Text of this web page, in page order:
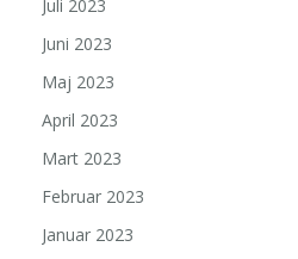
Juli 2023
Juni 2023
Maj 2023
April 2023
Mart 2023
Februar 2023
Januar 2023